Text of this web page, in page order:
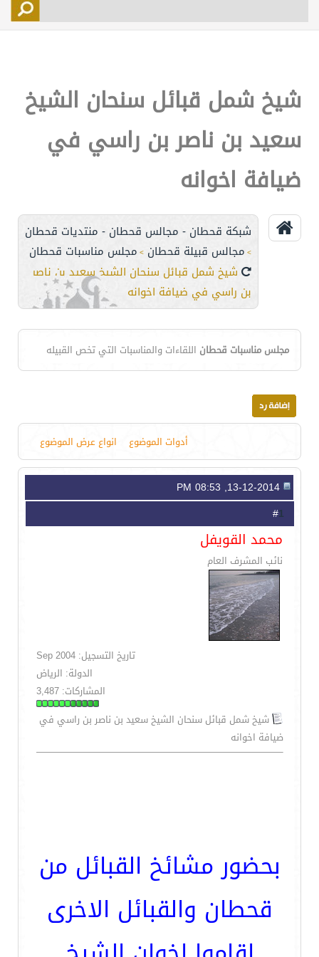
اتصل بنا
شيخ شمل قبائل سنحان الشيخ
سعيد بن ناصر بن راسي في
ضيافة اخوانه
شبكة قحطان - مجالس قحطان - منتديات قحطان
> مجالس قبيلة قحطان > مجلس مناسبات قحطان
شيخ شمل قبائل سنحان الشيخ سعيد بن ناصر
بن راسي في ضيافة اخوانه
مجلس مناسبات قحطان اللقاءات والمناسبات التي تخص القبيله
أدوات الموضوع انواع عرض الموضوع
1
محمد القويفل
نائب المشرف العام
تاريخ التسجيل: Sep 2004
الدولة: الرياض
المشاركات: 3,487
شيخ شمل قبائل سنحان الشيخ سعيد بن ناصر بن راسي في
ضيافة اخوانه
بحضور مشائخ القبائل من
قحطان والقبائل الاخرى